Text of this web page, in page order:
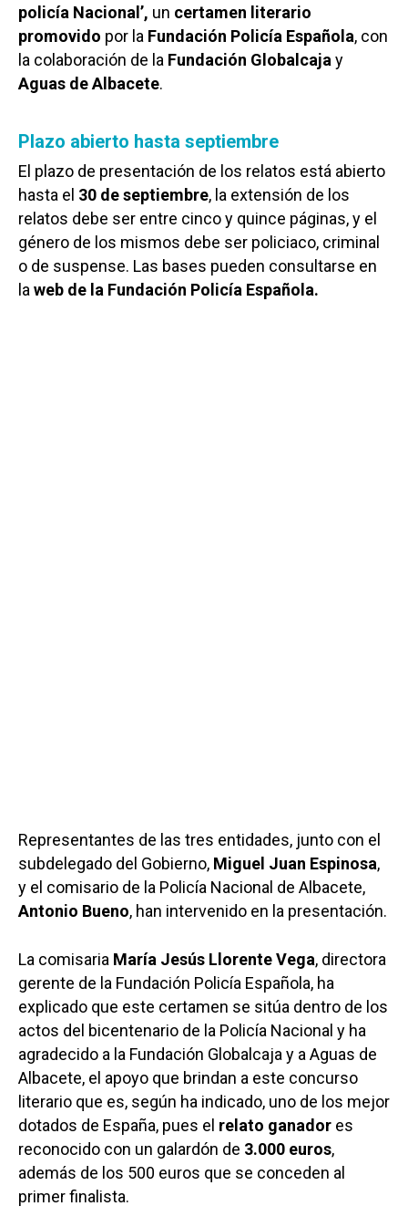
policía Nacional’, un certamen literario
promovido por la Fundación Policía Española, con
la colaboración de la Fundación Globalcajay
Aguas de Albacete.
Plazo abierto hasta septiembre
El plazo de presentación de los relatos está abierto
hasta el 30 de septiembre, la extensión de los
relatos debe ser entre cinco y quince páginas, y el
género de los mismos debe ser policiaco, criminal
o de suspense. Las bases pueden consultarse en
laweb de la Fundación Policía Española.
Representantes de las tres entidades, junto con el
subdelegado del Gobierno, Miguel Juan Espinosa,
y el comisario de la Policía Nacional de Albacete,
Antonio Bueno, han intervenido en la presentación.
La comisaria María Jesús Llorente Vega, directora
gerente de la Fundación Policía Española, ha
explicado que este certamen se sitúa dentro de los
actos del bicentenario de la Policía Nacional y ha
agradecido a la Fundación Globalcaja y a Aguas de
Albacete, el apoyo que brindan a este concurso
literario que es, según ha indicado, uno de los mejor
dotados de España, pues el relato ganador es
reconocido con un galardón de 3.000 euros,
además de los 500 euros que se conceden al
primer finalista.